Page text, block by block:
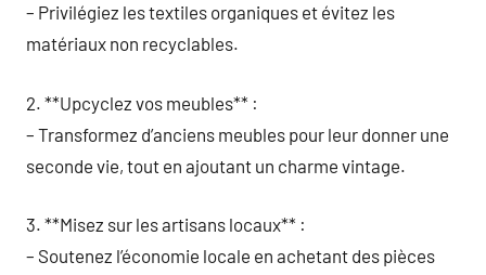
– Privilégiez les textiles organiques et évitez les
matériaux non recyclables.
2. **Upcyclez vos meubles** :
– Transformez d’anciens meubles pour leur donner une
seconde vie, tout en ajoutant un charme vintage.
3. **Misez sur les artisans locaux** :
– Soutenez l’économie locale en achetant des pièces